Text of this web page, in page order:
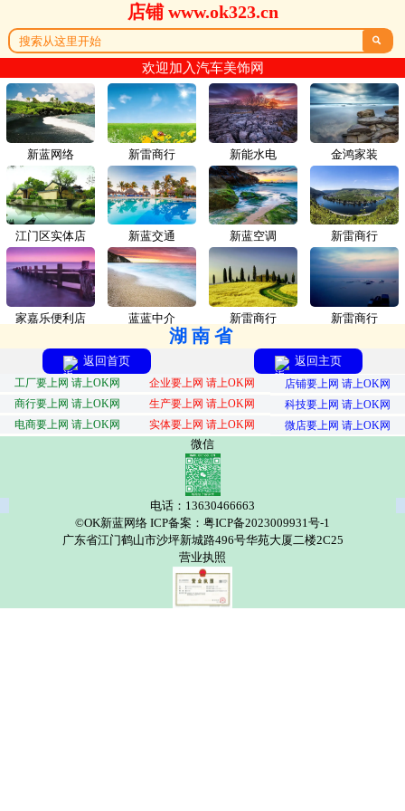
店铺 www.ok323.cn

欢迎加入汽车美饰网
新蓝网络 新雷商行
江门区实体店 新蓝交通
家嘉乐便利店 蓝蓝中介
新能水电 金鸿家装
新蓝空调 新雷商行
新雷商行 新雷商行
湖南省
返回首页 返回主页
工厂要上网 请上OK网 企业要上网 请上OK网
店铺要上网 请上OK网
商行要上网 请上OK网
生产要上网 请上OK网
科技要上网 请上OK网
电商要上网 请上OK网
实体要上网 请上OK网 微店要上网 请上OK网
微信
电话：13630466663
©OK新蓝网络 ICP备案：粤ICP备2023009931号-1
广东省江门鹤山市沙坪新城路496号华苑大厦二楼2C25
营业执照